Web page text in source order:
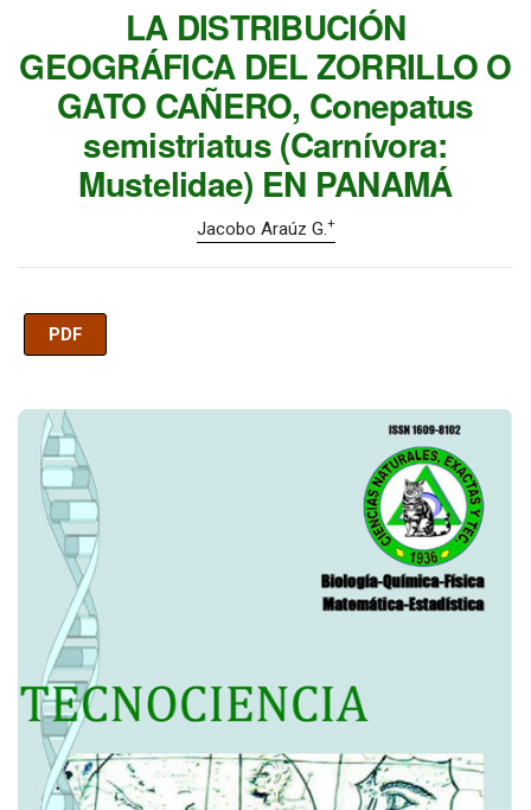
LA DISTRIBUCIÓN
GEOGRÁFICA DEL ZORRILLO O
GATO CAÑERO, Conepatus
semistriatus (Carnívora:
Mustelidae) EN PANAMÁ
Jacobo Araúz G.+
PDF
Imagen de portada